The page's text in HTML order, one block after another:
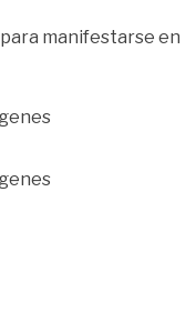
manifestarse en